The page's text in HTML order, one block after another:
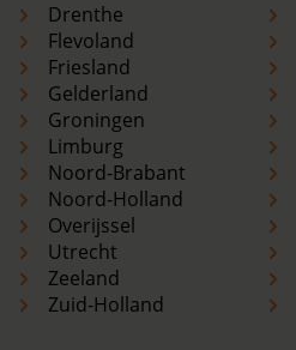
Drenthe
Flevoland
Friesland
Gelderland
Groningen
Limburg
Noord-Brabant
Noord-Holland
Overijssel
Utrecht
Zeeland
Zuid-Holland